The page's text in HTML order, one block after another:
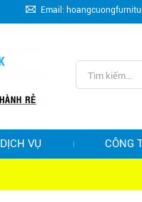
Email:
DỊCH VỤ CÔNG